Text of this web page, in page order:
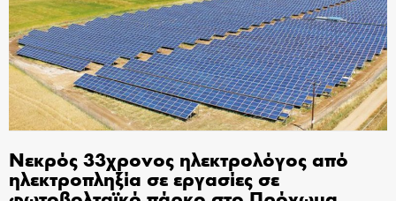
Νεκρός 33χρονος ηλεκτρολόγος από
ηλεκτροπληξία σε εργασίες σε